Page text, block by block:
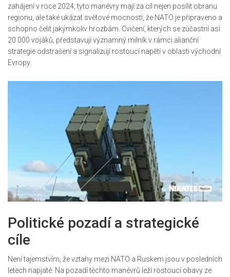
zahájení v roce 2024, tyto manévry mají za cíl nejen posílit obranu
regionu, ale také ukázat světové mocnosti, že NATO je připraveno a
schopno čelit jakýmkoliv hrozbám. Cvičení, kterých se zúčastní asi
20 000 vojáků, představují významný milník v rámci alianční
strategie odstrašení a signalizují rostoucí napětí v oblasti východní
Evropy.
Politické pozadí a strategické
cíle
Není tajemstvím, že vztahy mezi NATO a Ruskem jsou v posledních
letech napjaté. Na pozadí těchto manévrů leží rostoucí obavy ze